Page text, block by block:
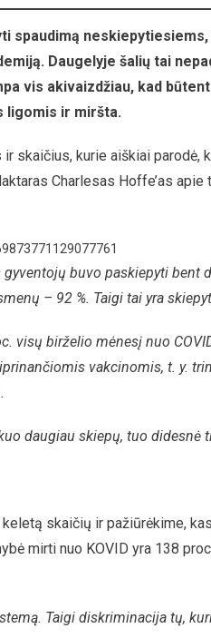
spaudimą
Daugelyje šalių tai
vis akivaizdžiau, kad
ligomis ir miršta.
skaičius, kurie aiškiai parodė,
Charlesas Hoffe’as
gyventojų buvo paskiepyti bent
– 92 %. Taigi tai yra
visų birželio mėnesį nuo
vakcinomis, t. y.
daugiau skiepų, tuo didesnė
skaičių ir pažiūrėkime,
mirti nuo KOVID yra 138
Taigi diskriminacija tų,